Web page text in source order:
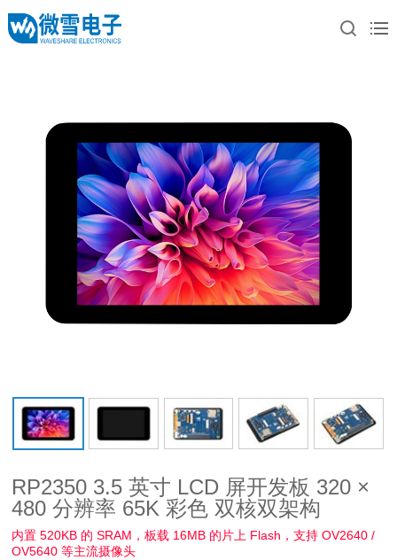
RP2350 3.5 英寸 LCD 屏开发板 320 ×
480 分辨率 65K 彩色 双核双架构
内置 520KB 的 SRAM，板载 16MB 的片上 Flash，支持 OV2640 /
OV5640 等主流摄像头